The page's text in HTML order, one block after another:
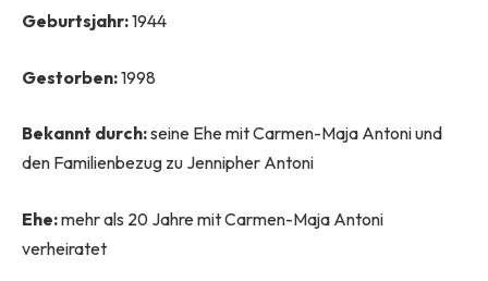
Geburtsjahr:1944
Gestorben:1998
Bekannt durch:seine Ehe mit Carmen-Maja Antoni und
den Familienbezug zu Jennipher Antoni
Ehe:mehr als 20 Jahre mit Carmen-Maja Antoni
verheiratet